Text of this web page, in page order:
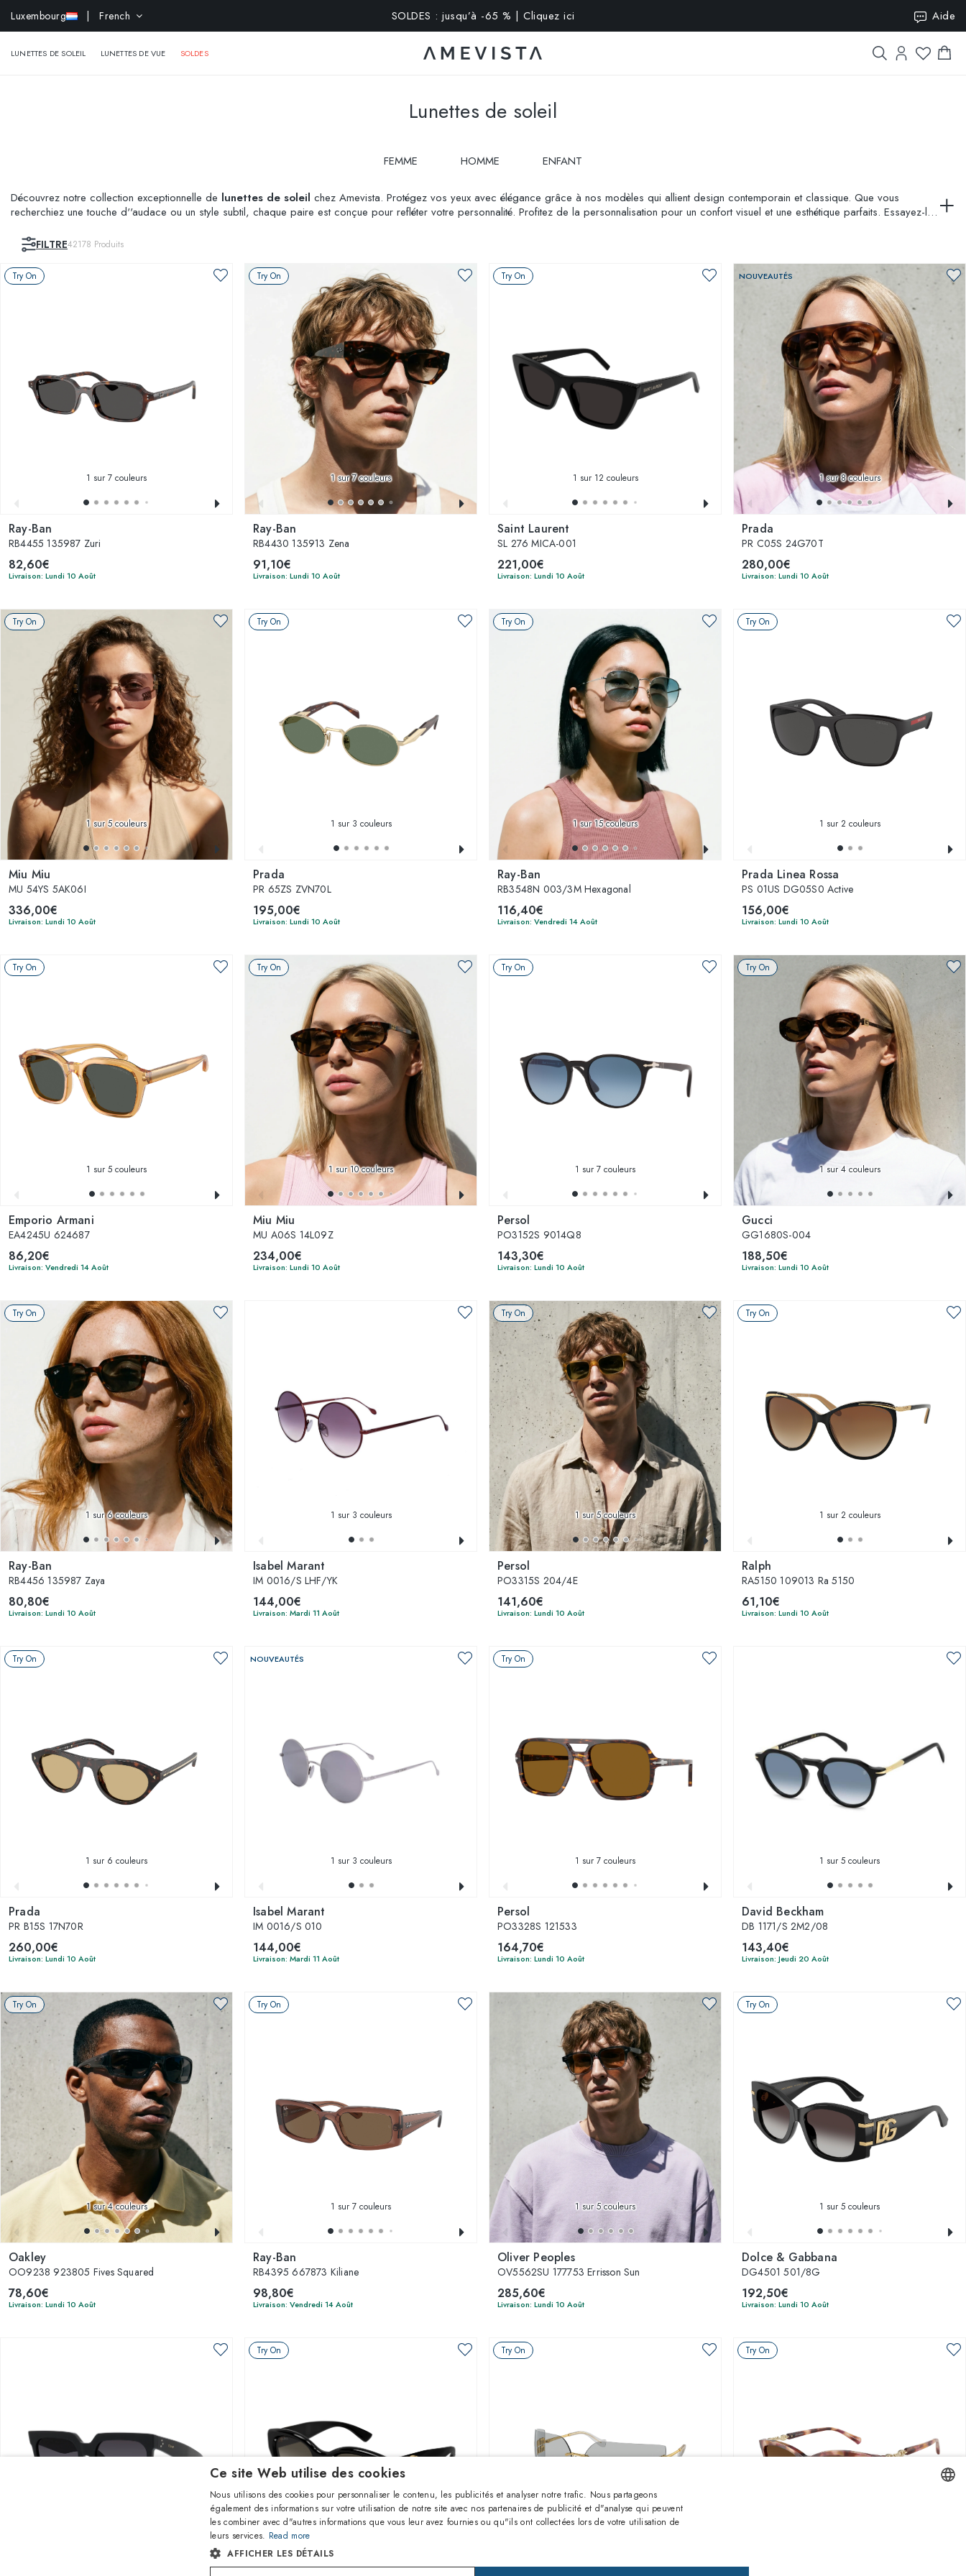
Luxembourg | French -10% extra sur toutes les lunettes avec verres correcteurs | Code : VISION10 Aide
LUNETTES DE SOLEIL LUNETTES DE VUE SOLDES
Lunettes de soleil
FEMME HOMME ENFANT
Découvrez notre collection exceptionnelle de lunettes de soleil chez Amevista. Protégez vos yeux avec élégance grâce à nos modèles qui allient design contemporain et classique. Que vous
recherchiez une touche d''audace ou un style subtil, chaque paire est conçue pour refléter votre personnalité. Profitez de la personnalisation pour un confort visuel et une esthétique parfaits. Essayez-les
FILTRE42178 Produits
Try On
1 sur 7 couleurs
Ray-Ban
RB4455 135987 Zuri
82,60€
Livraison: Lundi 10 Août
Try On
1sur 7 couleurs
Ray-Ban
RB4430 135913 Zena
91,10€
Livraison: Lundi 10 Août
Try On
1 sur 12 couleurs
Saint Laurent
SL 276 MICA-001
221,00€
Livraison: Lundi 10 Août
NOUVEAUTÉS
1sur 8 couleurs
Prada
PR C05S 24G70T
280,00€
Livraison: Lundi 10 Août
Try On
1sur 5 couleurs
Miu Miu
MU 54YS 5AK06I
336,00€
Livraison: Lundi 10 Août
Try On
1 sur 3 couleurs
Prada
PR 65ZS ZVN70L
195,00€
Livraison: Lundi 10 Août
Try On
1sur 15 couleurs
Ray-Ban
RB3548N 003/3M Hexagonal
116,40€
Livraison: Vendredi 14 Août
Try On
1 sur 2 couleurs
Prada Linea Rossa
PS 01US DG05S0 Active
156,00€
Livraison: Lundi 10 Août
Try On
1 sur 5 couleurs
Emporio Armani
EA4245U 624687
86,20€
Livraison: Vendredi 14 Août
Try On
1sur 10 couleurs
Miu Miu
MU A06S 14L09Z
234,00€
Livraison: Lundi 10 Août
Try On
1 sur 7 couleurs
Persol
PO3152S 9014Q8
143,30€
Livraison: Lundi 10 Août
Try On
1sur 4 couleurs
Gucci
GG1680S-004
188,50€
Livraison: Lundi 10 Août
Try On
1 sur 6 couleurs
Ray-Ban
RB4456 135987 Zaya
80,80€
Livraison: Lundi 10 Août
1 sur 3 couleurs
Isabel Marant
IM 0016/S LHF/YK
144,00€
Livraison: Mardi 11 Août
Try On
1sur 5 couleurs
Persol
PO3315S 204/4E
141,60€
Livraison: Lundi 10 Août
Try On
1 sur 2 couleurs
Ralph
RA5150 109013 Ra 5150
61,10€
Livraison: Lundi 10 Août
Try On
1 sur 6 couleurs
Prada
PR B15S 17N70R
260,00€
Livraison: Lundi 10 Août
NOUVEAUTÉS
1 sur 3 couleurs
Isabel Marant
IM 0016/S 010
144,00€
Livraison: Mardi 11 Août
Try On
1 sur 7 couleurs
Persol
PO3328S 121533
164,70€
Livraison: Lundi 10 Août
1 sur 5 couleurs
David Beckham
DB 1171/S 2M2/08
143,40€
Livraison: Jeudi 20 Août
Try On
1sur 4 couleurs
Oakley
OO9238 923805 Fives Squared
78,60€
Livraison: Lundi 10 Août
Try On
1 sur 7 couleurs
Ray-Ban
RB4395 667873 Kiliane
98,80€
Livraison: Vendredi 14 Août
1sur 5 couleurs
Oliver Peoples
OV5562SU 177753 Errisson Sun
285,60€
Livraison: Lundi 10 Août
Try On
1 sur 5 couleurs
Dolce & Gabbana
DG4501 501/8G
192,50€
Livraison: Lundi 10 Août
Try On
1
Try On Try On
Ce site Web utilise des cookies
Nous utilisons des cookies pour personnaliser le contenu, les publicités et analyser notre trafic. Nous partageons
également des informations sur votre utilisation de notre site avec nos partenaires de publicité et d"analyse qui peuvent
les combiner avec d"autres informations que vous leur avez fournies ou qu"ils ont collectées lors de votre utilisation de
leurs services. Read more
AFFICHER LES DÉTAILS